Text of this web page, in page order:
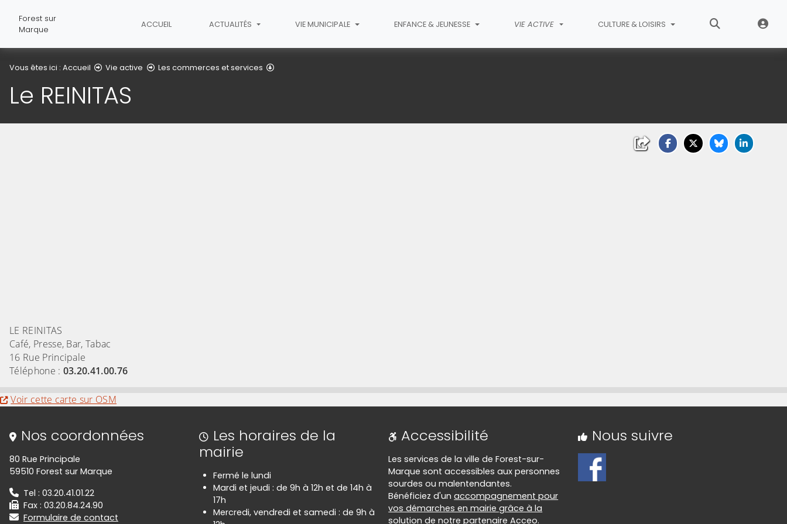
Forest sur
Marque
ACCUEIL ACTUALITÉS VIE MUNICIPALE ENFANCE & JEUNESSE VIE ACTIVE CULTURE & LOISIRS
Vous êtes ici : Accueil Vie active Les commerces et services
Le REINITAS
LE REINITAS
Café, Presse, Bar, Tabac
16 Rue Principale
Téléphone : 03.20.41.00.76
Evitez la carte interactive ci-après et aller au lien qui permet d'accéder directement à cette carte sur OpenStreetMap »
Voir cette carte sur OSM
Informations de contact
Nos coordonnées
80 Rue Principale
59510 Forest sur Marque
Tel : 03.20.41.01.22
Fax : 03.20.84.24.90
Formulaire de contact
Les horaires de la
mairie
Fermé le lundi
Mardi et jeudi : de 9h à 12h et de 14h à
17h
Mercredi, vendredi et samedi : de 9h à
Accessibilité
Les services de la ville de Forest-sur-
Marque sont accessibles aux personnes
sourdes ou malentendantes.
Bénéficiez d'unaccompagnement pour
vos démarches en mairie grâce à la
solution de notre partenaire Acceo.
Nous suivre